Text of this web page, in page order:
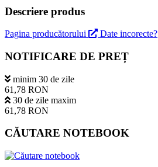
Descriere produs
Pagina producătorului Date incorecte?
NOTIFICARE DE PREȚ
minim 30 de zile
61,78 RON
30 de zile maxim
61,78 RON
CĂUTARE NOTEBOOK